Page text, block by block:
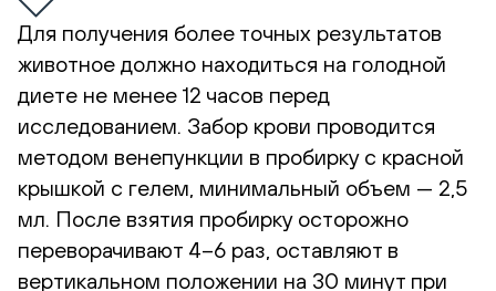
Для получения более точных результатов
животное должно находиться на голодной
диете не менее 12 часов перед
исследованием. Забор крови проводится
методом венепункции в пробирку с красной
крышкой с гелем, минимальный объем — 2,5
мл. После взятия пробирку осторожно
переворачивают 4–6 раз, оставляют в
вертикальном положении на 30 минут при